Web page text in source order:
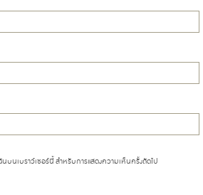
บนเบราว์เซอร์นี้ สำหรับการแสดงความเห็นครั้งถัดไป